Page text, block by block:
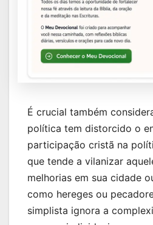
É crucial também
política tem distorcido o
participação cristã na
que tende a vilanizar
melhorias em sua cidade
como hereges ou
simplista ignora a